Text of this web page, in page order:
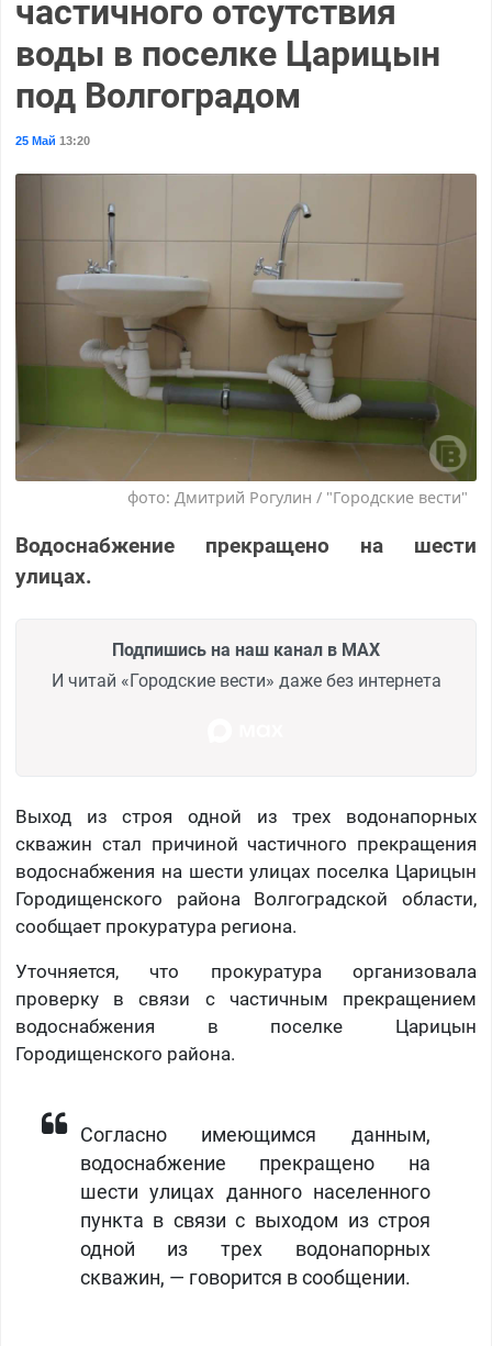
частичного отсутствия
воды в поселке Царицын
под Волгоградом
25 Май 13:20
фото: Дмитрий Рогулин / "Городские вести"
Водоснабжение прекращено на шести
улицах.
Подпишись на наш канал в MAX
И читай «Городские вести» даже без интернета
Выход из строя одной из трех водонапорных
скважин стал причиной частичного прекращения
водоснабжения на шести улицах поселка Царицын
Городищенского района Волгоградской области,
сообщает прокуратура региона.
Уточняется, что прокуратура организовала
проверку в связи с частичным прекращением
водоснабжения в поселке Царицын
Городищенского района.
Согласно имеющимся данным,
водоснабжение прекращено на
шести улицах данного населенного
пункта в связи с выходом из строя
одной из трех водонапорных
скважин, — говорится в сообщении.